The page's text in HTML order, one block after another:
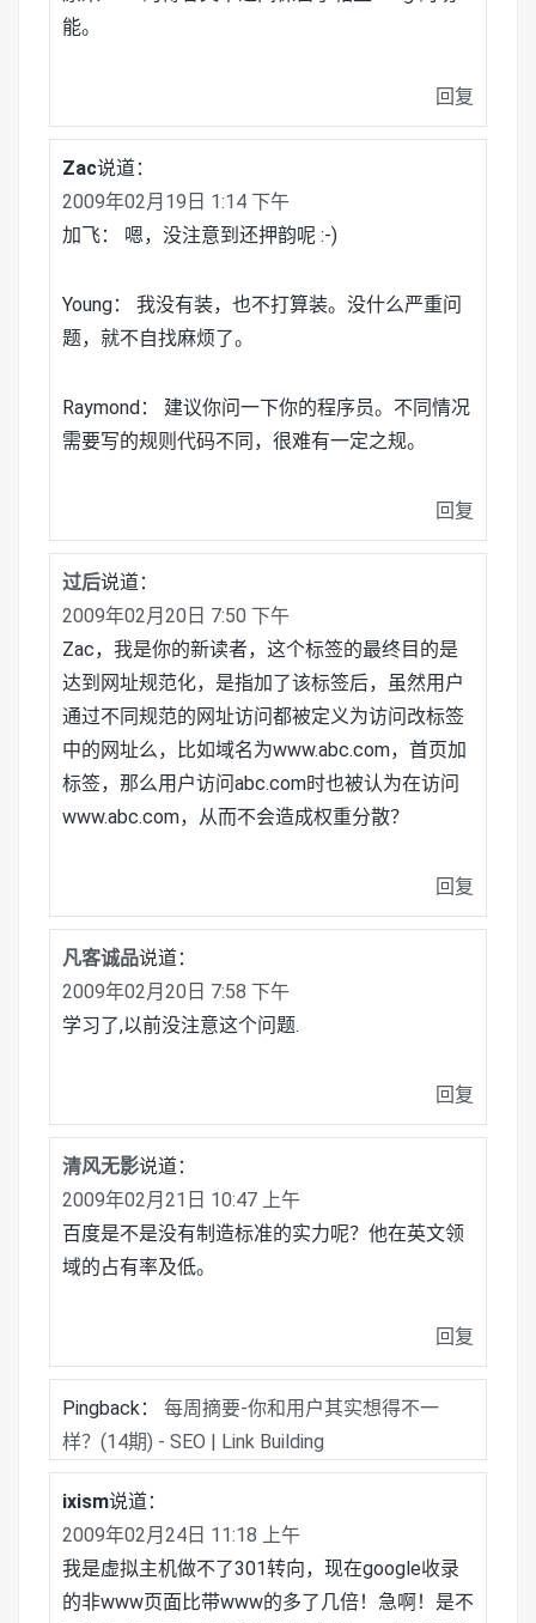
能。
回复
Zac说道：
2009年02月19日 1:14 下午
加飞： 嗯，没注意到还押韵呢 :-)
Young： 我没有装，也不打算装。没什么严重问
题，就不自找麻烦了。
Raymond： 建议你问一下你的程序员。不同情况
需要写的规则代码不同，很难有一定之规。
回复
过后说道：
2009年02月20日 7:50 下午
Zac，我是你的新读者，这个标签的最终目的是
达到网址规范化，是指加了该标签后，虽然用户
通过不同规范的网址访问都被定义为访问改标签
中的网址么，比如域名为www.abc.com，首页加
标签，那么用户访问abc.com时也被认为在访问
www.abc.com，从而不会造成权重分散？
回复
凡客诚品说道：
2009年02月20日 7:58 下午
学习了,以前没注意这个问题.
回复
清风无影说道：
2009年02月21日 10:47 上午
百度是不是没有制造标准的实力呢？他在英文领
域的占有率及低。
回复
Pingback： 每周摘要-你和用户其实想得不一
样？(14期) - SEO | Link Building
ixism说道：
2009年02月24日 11:18 上午
我是虚拟主机做不了301转向，现在google收录
的非www页面比带www的多了几倍！急啊！是不